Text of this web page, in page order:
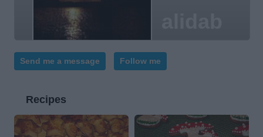
Send me a message Follow me
Recipes